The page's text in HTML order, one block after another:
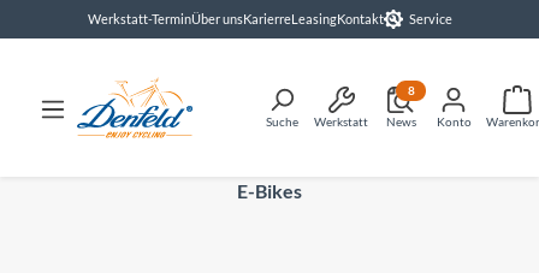
springenWerkstatt-TerminÜber unsKarierreLeasingKontakt Service
Suche Werkstatt News
8
Konto
E-Bikes